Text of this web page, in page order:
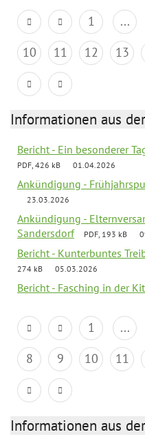
1 ...
10
11 12 13
Informationen aus
Bericht - Ein besonderer
PDF, 426 kB 01.04.2026
Ankündigung -
23.03.2026
Ankündigung -
Sandersdorf
PDF, 193 kB
Bericht - Kunterbuntes
274 kB
05.03.2026
Bericht - Fasching in der
1 ...
8
9 10 11
Informationen aus